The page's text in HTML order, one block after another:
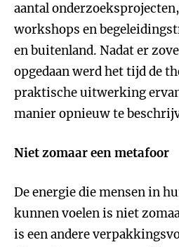
aantal
workshops en
en buitenland. Nadat er
opgedaan werd het tijd de
praktische uitwerking
manier opnieuw te
Niet zomaar een metafoor
De energie die mensen in
kunnen voelen is niet
is een andere